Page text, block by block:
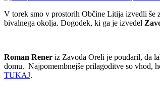
V torek smo v prostorih Občine Litija izvedli še
bivalnega okolja. Dogodek, ki ga je izvedel
Roman Rener iz Zavoda Oreli je poudaril, da
domu. Najpomembnejše prilagoditve so vhod,
TUKAJ.